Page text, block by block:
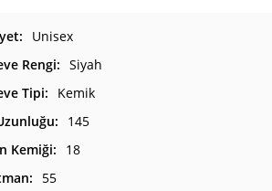
Unisex
Rengi
Siyah
Tipi
Kemik
145
Kemiği
18
55